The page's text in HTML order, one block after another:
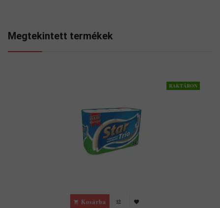
Megtekintett termékek
RAKTÁRON
Kosárba